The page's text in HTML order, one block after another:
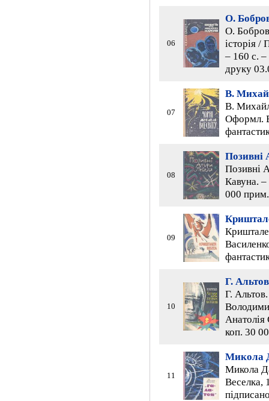
06
О.
О.
історія
– 160 с.
друку
07
В.
В.
Оформл.
08
Позивні
Позивні
Кавуна.
000
09
10
Г. Альтов
Г.
Анатолія
коп. 30
11
Микола
Микола
Веселка,